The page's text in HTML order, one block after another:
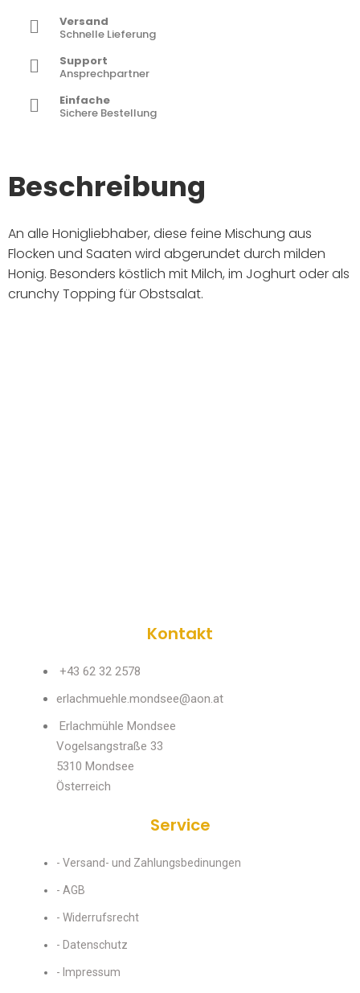
Versand
Schnelle Lieferung
Support
Ansprechpartner
Einfache
Sichere Bestellung
Beschreibung
An alle Honigliebhaber, diese feine Mischung aus
Flocken und Saaten wird abgerundet durch milden
Honig. Besonders köstlich mit Milch, im Joghurt oder als
crunchy Topping für Obstsalat.
Kontakt
+43 62 32 2578
erlachmuehle.mondsee@aon.at
Erlachmühle Mondsee
Vogelsangstraße 33
5310 Mondsee
Österreich
Service
- Versand- und Zahlungsbedinungen
- AGB
- Widerrufsrecht
- Datenschutz
- Impressum